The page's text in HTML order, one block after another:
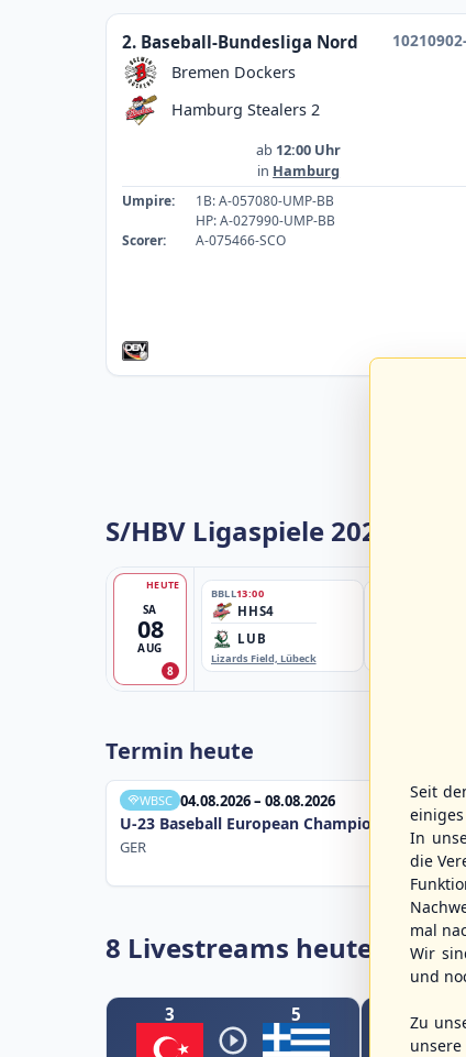
2. Baseball-Bundesliga Nord
Bremen Dockers
Hamburg Stealers 2
ab 12:00 Uhr
in Hamburg
Umpire:
1B: A-057080-UMP-BB
HP: A-027990-UMP-BB
Scorer:
A-075466-SCO
S/HBV Ligaspiele 2026
SA
08
AUG
HEUTE
8
BBLL13:00
HHS4
LUB
Lizards Field, Lübeck
Termin heute
WBSC 04.08.2026 – 08.08.2026
U-23 Baseball European Championship B
GER
8 Livestreams heute
3 5
Seit
In
die
mal
Wir
und
Zu